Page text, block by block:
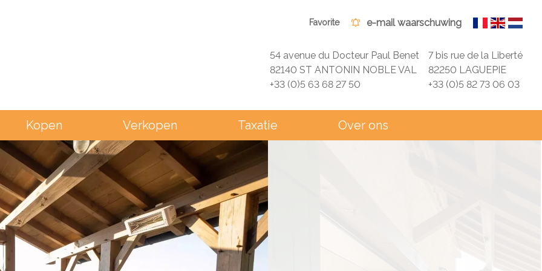
Kopen Verkopen Taxatie Over ons
Favorite e-mail waarschuwing
54 avenue du Docteur Paul Benet
82140 ST ANTONIN NOBLE VAL
+33 (0)5 63 68 27 50
7 bis rue de la Liberté
82250 LAGUEPIE
+33 (0)5 82 73 06 03